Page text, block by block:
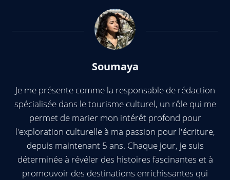
Soumaya
Je me présente comme la responsable de rédaction
spécialisée dans le tourisme culturel, un rôle qui me
permet de marier mon intérêt profond pour
l'exploration culturelle à ma passion pour l'écriture,
depuis maintenant 5 ans. Chaque jour, je suis
déterminée à révéler des histoires fascinantes et à
promouvoir des destinations enrichissantes qui